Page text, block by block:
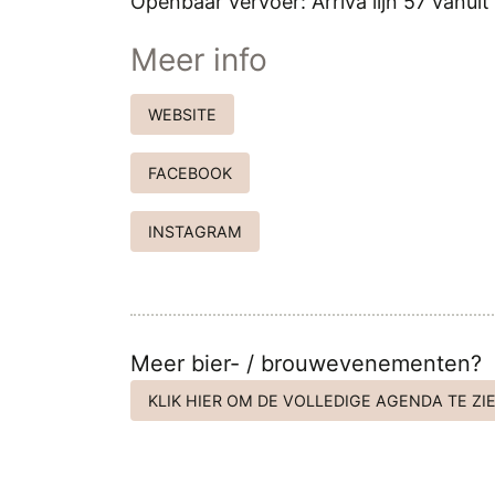
Meer info
WEBSITE
FACEBOOK
INSTAGRAM
Meer bier- / brouwevenementen?
KLIK HIER OM DE VOLLEDIGE AGENDA TE